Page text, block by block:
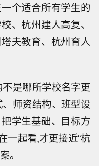
个适合所有学生的
、杭州建人高复、
夫教育、杭州育人
是哪所学校名字更
师资结构、班型设
学生基础、目标方
一起看,才更接近“杭
。